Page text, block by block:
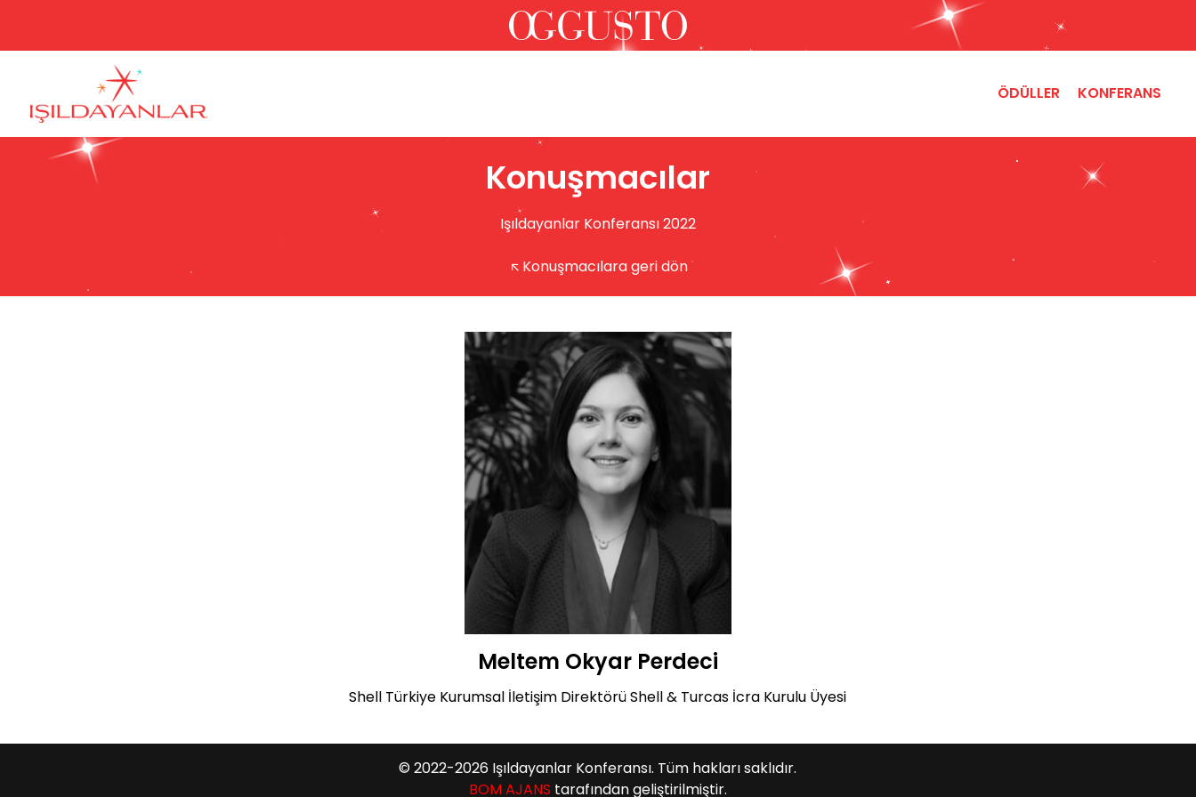
ÖDÜLLER KONFERANS
Konuşmacılar
Işıldayanlar Konferansı 2022
Konuşmacılara geri dön
Meltem Okyar Perdeci
Shell Türkiye Kurumsal İletişim Direktörü Shell & Turcas İcra Kurulu Üyesi
© 2022-2026 Işıldayanlar Konferansı. Tüm hakları saklıdır.
BOM AJANS tarafından geliştirilmiştir.